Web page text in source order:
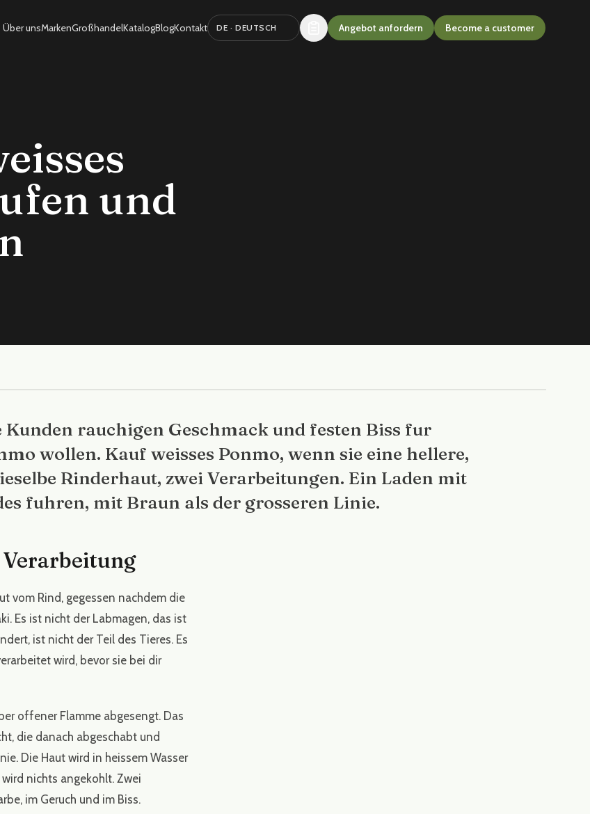
Über unsMarkenGroßhandelKatalogBlogKontaktSprache auswählen Angebot anfordern Become a customer
und
rauchigen Geschmack und festen Biss fur
wollen. Kauf weisses Ponmo, wenn sie eine hellere,
Rinderhaut, zwei Verarbeitungen. Ein Laden mit
fuhren, mit Braun als der grosseren Linie.
vom Rind, gegessen nachdem die
Es ist nicht der Labmagen, das ist
ist nicht der Teil des Tieres. Es
wird, bevor sie bei dir
offener Flamme abgesengt. Das
die danach abgeschabt und
Die Haut wird in heissem Wasser
nichts angekohlt. Zwei
im Geruch und im Biss.